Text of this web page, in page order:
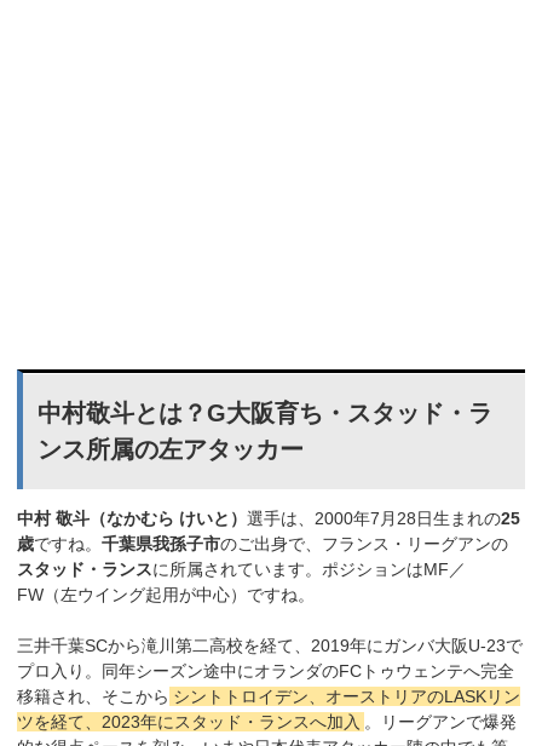
中村敬斗とは？G大阪育ち・スタッド・ラ
ンス所属の左アタッカー
中村 敬斗（なかむら けいと）選手は、2000年7月28日生まれの25
歳ですね。千葉県我孫子市のご出身で、フランス・リーグアンの
スタッド・ランスに所属されています。ポジションはMF／
FW（左ウイング起用が中心）ですね。
三井千葉SCから滝川第二高校を経て、2019年にガンバ大阪U-23で
プロ入り。同年シーズン途中にオランダのFCトゥウェンテへ完全
移籍され、そこから シントトロイデン、オーストリアのLASKリン
ツを経て、2023年にスタッド・ランスへ加入 。リーグアンで爆発